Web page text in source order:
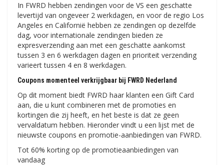
In FWRD hebben zendingen voor de VS een geschatte
levertijd van ongeveer 2 werkdagen, en voor de regio Los
Angeles en Californië hebben ze zendingen op dezelfde
dag, voor internationale zendingen bieden ze
expresverzending aan met een geschatte aankomst
tussen 3 en 6 werkdagen dagen en prioriteit verzending
varieert tussen 4 en 8 werkdagen.
Coupons momenteel verkrijgbaar bij FWRD Nederland
Op dit moment biedt FWRD haar klanten een Gift Card
aan, die u kunt combineren met de promoties en
kortingen die zij heeft, en het beste is dat ze geen
vervaldatum hebben. Hieronder vindt u een lijst met de
nieuwste coupons en promotie-aanbiedingen van FWRD.
Tot 60% korting op de promotieaanbiedingen van
vandaag